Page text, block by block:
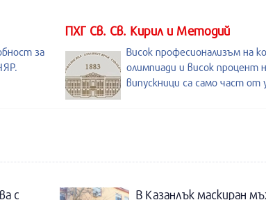
за
ПХГ Св. Св. Кирил и Методий
Висок професионализъм на
олимпиади и висок процент
випускници са само част от
с
В Казанлък маскиран